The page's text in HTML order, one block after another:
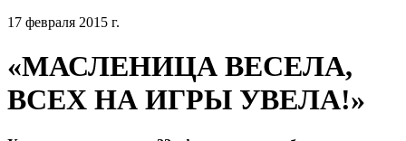
17 февраля 2015 г.
«МАСЛЕНИЦА ВЕСЕЛА,
ВСЕХ НА ИГРЫ УВЕЛА!»